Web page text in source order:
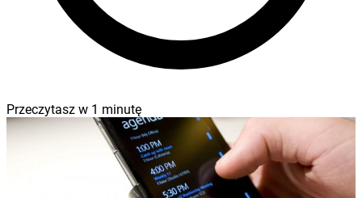
Przeczytasz w 1 minutę